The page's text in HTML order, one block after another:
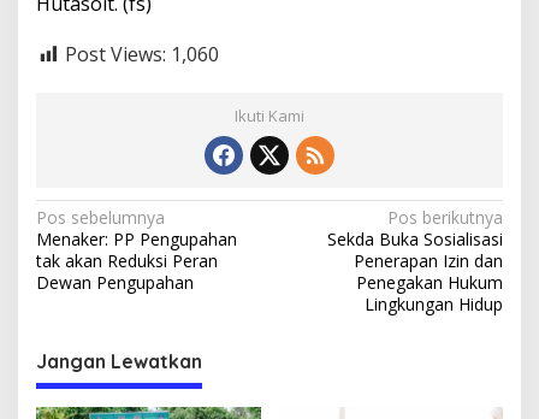
Post Views: 1,060
Ikuti Kami
N
a
v
g
a
Pos sebelumnya
Menaker: PP Pengupahan
tak akan Reduksi Peran
Dewan Pengupahan
Pos berikutnya
Sekda Buka Sosialisasi
Penerapan Izin dan
Penegakan Hukum
Lingkungan Hidup
Jangan Lewatkan